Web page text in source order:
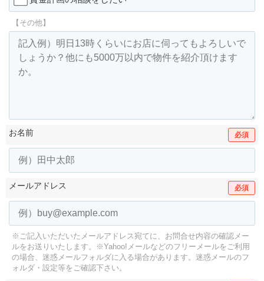
【その他】
お名前 必須
メールアドレス 必須
※ご記入いただいたメールアドレス宛てに、お問合せ内容の確認メー
ルをお送りいたします。
※Yahoo!メールなどのフリーメールをご利用
の場合、迷惑メールフォルダに入る場合があります。 迷惑メールのフ
ォルダ・設定等をご確認下さい。